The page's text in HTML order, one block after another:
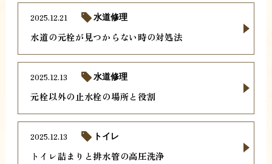
水道の元栓が見つからない時の対処法
2025.12.21 水道修理
元栓以外の止水栓の場所と役割
2025.12.13 水道修理
トイレ詰まりと排水管の高圧洗浄
2025.12.13 トイレ